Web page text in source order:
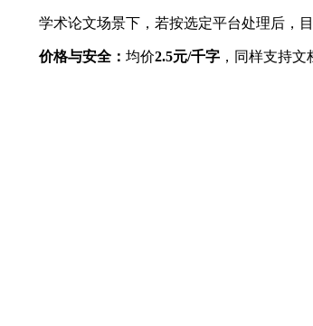
学术论文场景下，若按选定平台处理后，
价格与安全： 均价2.5元/千字 ，同样支持